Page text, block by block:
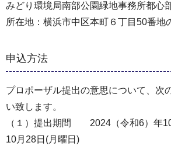
みどり環境局南部公園緑地事務所都心
所在地：横浜市中区本町６丁目50番地
申込方法
プロポーザル提出の意思について、次
い致します。
（１）提出期間 2024（令和6）年
10月28日(月曜日)